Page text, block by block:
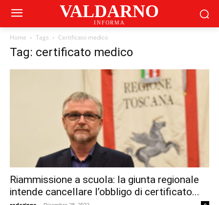
VALDARNO
INFORMA
Home Tags Certificato medico
Tag: certificato medico
Riammissione a scuola: la giunta regionale
intende cancellare l’obbligo di certificato...